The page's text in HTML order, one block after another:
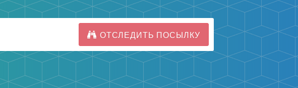
ОТСЛЕДИТЬ ПОСЫЛКУ